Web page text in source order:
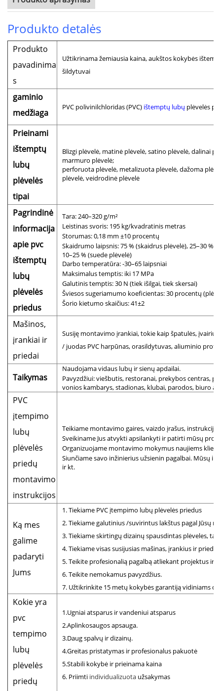
Produkto detalės
Produkto
pavadinima
s
Užtikrinama žemiausia kaina, aukštos kokybės
šildytuvai
gaminio
medžiaga
PVC polivinilchloridas (PVC) ištemptų lubų plėvelės
Prieinami
ištemptų
lubų
plėvelės
tipai
Blizgi plėvelė, matinė plėvelė, satino plėvelė, dalinai
marmuro plėvelė;
perforuota plėvelė, metalizuota plėvelė, dažoma
plėvelė, veidrodinė plėvelė
Pagrindinė
informacija
apie pvc
ištemptų
lubų
plėvelės
priedus
Tara: 240–320 g/m²
Leistinas svoris: 195 kg/kvadratinis metras
Storumas: 0,18 mm ±10 procentų
Skaidrumo laipsnis: 75 % (skaidrus plėvelė), 25–30 %
10–25 % (suede plėvelė)
Darbo temperatūra: -30–65 laipsniai
Maksimalus temptis: iki 17 MPa
Galutinis temptis: 30 N (tiek išilgai, tiek skersai)
Šviesos sugeriamumo koeficientas: 30 procentų
Šorio kietumo skaičius: 41±2
Mašinos,
įrankiai ir
priedai
Susiję montavimo įrankiai, tokie kaip špatulės, įvairių
/ juodas PVC harpūnas, orasildytuvas, aliuminio
Taikymas
Naudojama vidaus lubų ir sienų apdailai.
Pavyzdžiui: viešbutis, restoranai, prekybos centras,
vonios kambarys, stadionas, klubai, parodos, biuro
PVC
įtempimo
lubų
plėvelės
priedų
montavimo
instrukcijos
Teikiame montavimo gaires, vaizdo įrašus,
Sveikiname Jus atvykti apsilankyti ir patirti mūsų
Organizuojame montavimo mokymus naujiems
Siunčiame savo inžinierius užsienin pagalbai. Mūsų
ir kt.
Ką mes
galime
padaryti
Jums
1. Tiekiame PVC įtempimo lubų plėvelės priedus
2. Tiekiame galutinius /suvirintus lakštus pagal Jūsų
3. Tiekiame skirtingų dizainų spausdintas plėveles,
4. Tiekiame visas susijusias mašinas, įrankius ir
5. Teikite profesionalią pagalbą atliekant projektus ir
6. Teikite nemokamus pavyzdžius.
7. Užtikrinkite 15 metų kokybės garantiją vidiniams
Kokie yra
pvc
tempimo
lubų
plėvelės
priedų
1.Ugniai atsparus ir vandeniui atsparus
2.Aplinkosaugos apsauga.
3.Daug spalvų ir dizainų.
4.Greitas pristatymas ir profesionalus pakuotė
5.Stabili kokybė ir prieinama kaina
6. Priimti individualizuota užsakymas